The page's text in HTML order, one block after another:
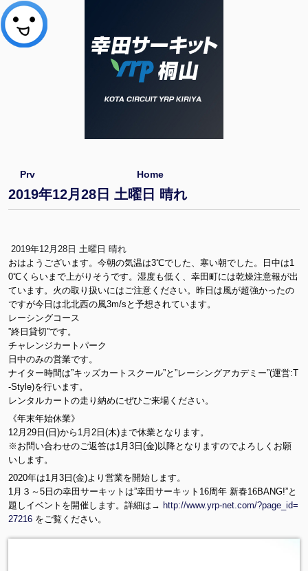
Prv Home
2019年12月28日 土曜日 晴れ
2019年12月28日 土曜日 晴れ
おはようございます。今朝の気温は3℃でした、寒い朝でした。日中は1
0℃くらいまで上がりそうです。湿度も低く、幸田町には乾燥注意報が出
ています。火の取り扱いにはご注意ください。昨日は風が超強かったの
ですが今日は北北西の風3m/sと予想されています。
レーシングコース
”終日貸切”です。
チャレンジカートパーク
日中のみの営業です。
ナイター時間は”キッズカートスクール”と”レーシングアカデミー”(運営:T
-Style)を行います。
レンタルカートの走り納めにぜひご来場ください。
《年末年始休業》
12月29日(日)から1月2日(木)まで休業となります。
※お問い合わせのご返答は1月3日(金)以降となりますのでよろしくお願
いします。
2020年は1月3日(金)より営業を開始します。
1月３～5日の幸田サーキットは”幸田サーキット16周年 新春16BANG!”と
題しイベントを開催します。詳細は→ http://www.yrp-net.com/?page_id=
27216 をご覧ください。